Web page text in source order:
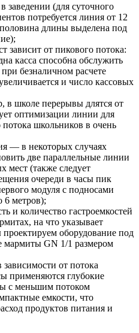
заведении (для суточного
потребуется линия от 12
длины выделена под
зависит от пикового потока:
касса способна обслужить
безналичном расчете
и число кассовых
в школе перерывы длятся от
оптимизации линии для
школьников в очень
— в некоторых случаях
две параллельные линии
мест (также следует
очереди в часы пик
модуля с подносами
6 метров);
и количество гастроемкостей
на что указывает
оборудование под
мармиты GN 1/1 размером
зависимости от потока
применяются глубокие
с меньшим потоком
емкости, что
продуктов питания и